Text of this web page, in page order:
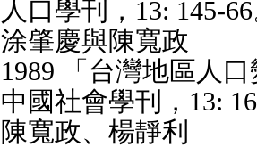
人口學刊，13: 145-
涂肇慶與陳寬政
1989 「台灣地區人
中國社會學刊，13:
陳寬政、楊靜利